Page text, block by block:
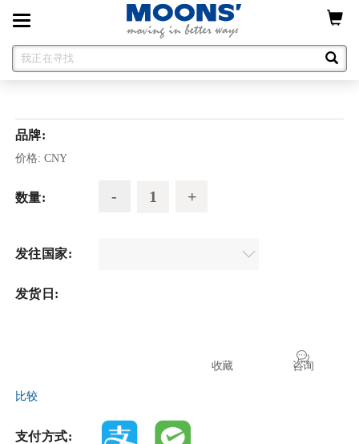
Toggle
navigation
品牌:
价格: CNY
数量:
发往国家:
发货日:
咨询
收藏
比较
支付方式: